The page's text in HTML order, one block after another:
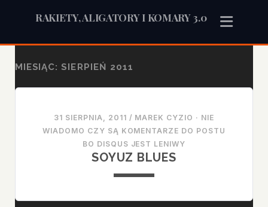
RAKIETY, ALIGATORY I KOMARY 3.0
MIESIĄC: SIERPIEŃ 2011
31 SIERPNIA, 2011 / MAREK CYZIO · NIE
WIADOMO CZY SĄ KOMENTARZE DO POSTU
BO DISQUS JEST LENIWY
SOYUZ BLUES